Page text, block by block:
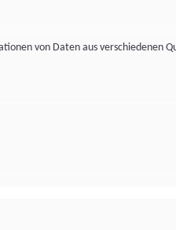
von Daten aus verschiedenen